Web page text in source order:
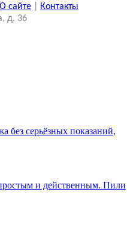
О сайте
Контакты
д. 36
без серьёзных показаний,
и действенным. Пили